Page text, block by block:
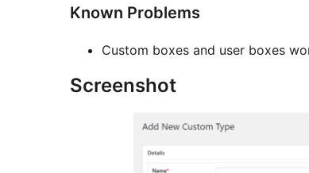
Known Problems
Custom boxes and user boxes
Screenshot